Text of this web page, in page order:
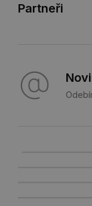
Partneři